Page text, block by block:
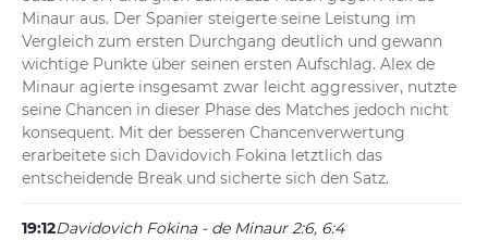
Minaur aus. Der Spanier steigerte seine Leistung im
Vergleich zum ersten Durchgang deutlich und gewann
wichtige Punkte über seinen ersten Aufschlag. Alex de
Minaur agierte insgesamt zwar leicht aggressiver, nutzte
seine Chancen in dieser Phase des Matches jedoch nicht
konsequent. Mit der besseren Chancenverwertung
erarbeitete sich Davidovich Fokina letztlich das
entscheidende Break und sicherte sich den Satz.
19:12Davidovich Fokina - de Minaur 2:6, 6:4